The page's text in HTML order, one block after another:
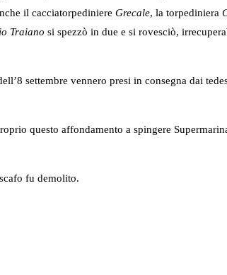
il cacciatorpediniere Grecale, la torpediniera
Traiano si spezzò in due e si rovesciò,
settembre vennero presi in consegna dai
questo affondamento a spingere
fu demolito.